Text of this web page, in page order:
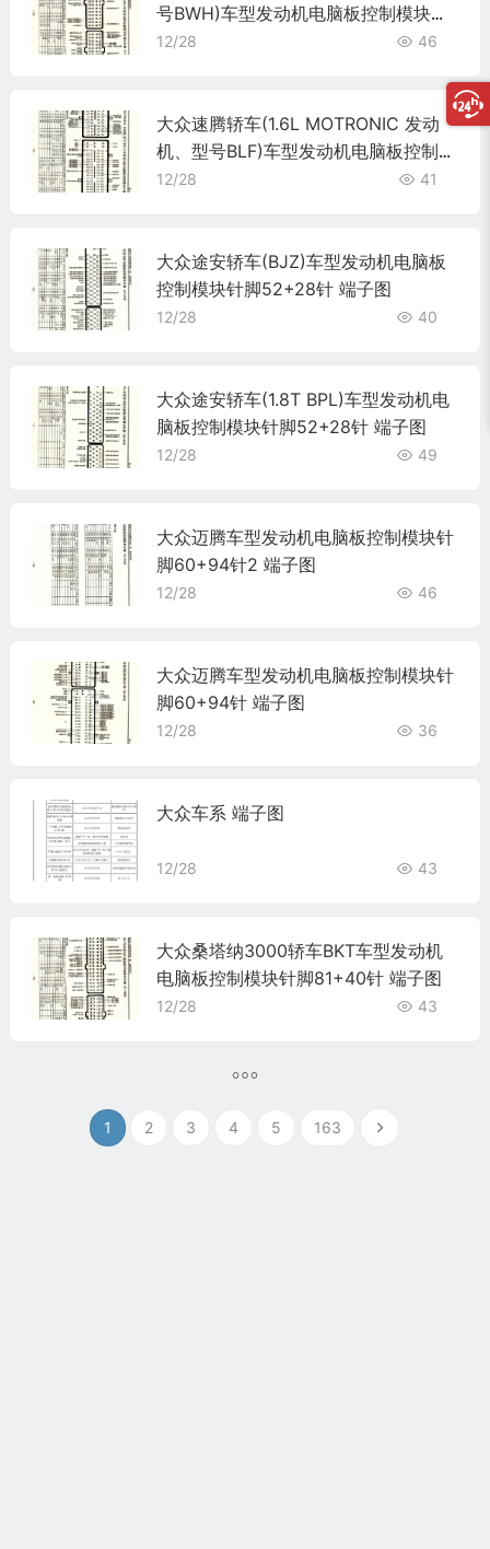
号BWH)车型发动机电脑板控制模块针
脚81+40针 端子图
12/28 46
大众速腾轿车(1.6L MOTRONIC 发动
机、型号BLF)车型发动机电脑板控制模
块针脚60+94针 端子图
12/28 41
大众途安轿车(BJZ)车型发动机电脑板
控制模块针脚52+28针 端子图
12/28 40
大众途安轿车(1.8T BPL)车型发动机电
脑板控制模块针脚52+28针 端子图
12/28 49
大众迈腾车型发动机电脑板控制模块针
脚60+94针2 端子图
12/28 46
大众迈腾车型发动机电脑板控制模块针
脚60+94针 端子图
12/28 36
大众车系 端子图
12/28 43
大众桑塔纳3000轿车BKT车型发动机
电脑板控制模块针脚81+40针 端子图
12/28 43
1 2 3 4 5 163